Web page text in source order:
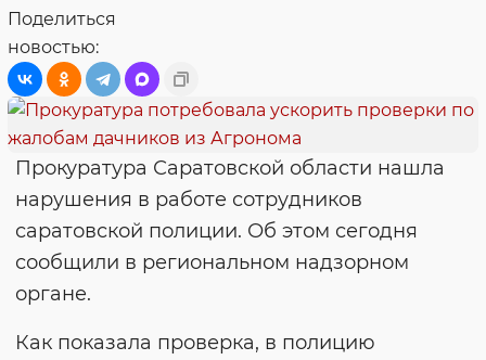
Поделиться
новостью:
Прокуратура Саратовской области нашла
нарушения в работе сотрудников
саратовской полиции. Об этом сегодня
сообщили в региональном надзорном
органе.
Как показала проверка, в полицию